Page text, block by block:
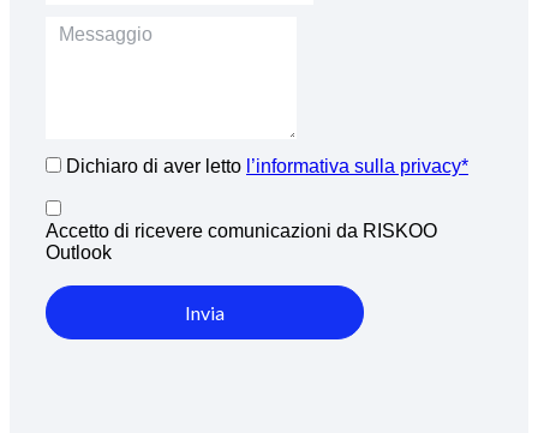
Dichiaro di aver letto l’informativa sulla privacy*
Accetto di ricevere comunicazioni da RISKOO
Outlook
Invia